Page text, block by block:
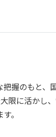
握のもと、
限に活かし
。